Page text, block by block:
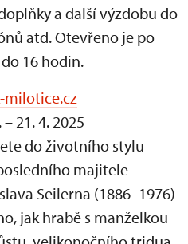
a další výzdobu do
atd. Otevřeno je po
16 hodin.
milotice.cz
21. 4. 2025
do životního stylu
majitele
Seilerna (1886–1976)
jak hrabě s manželkou